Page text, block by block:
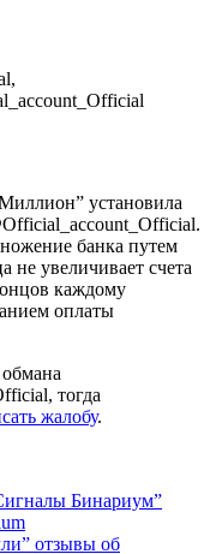
установила
банка путем
не увеличивает счета
каждому
оплаты
тогда
жалобу.
Бинариум”
отзывы об